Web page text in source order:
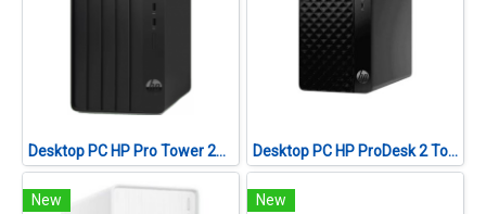
Desktop PC HP Pro Tower 280 G9 Intel® Core™ i5-14500 Desktop PC HP ProDesk 2 Tower G1a (B7JP8PT#AKL)
New New